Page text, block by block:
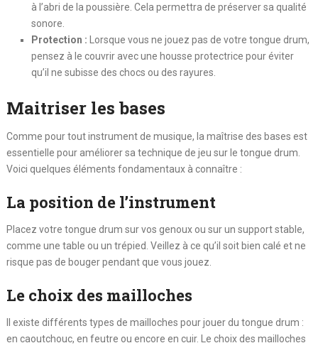
à l’abri de la poussière. Cela permettra de préserver sa qualité
sonore.
Protection : Lorsque vous ne jouez pas de votre tongue drum,
pensez à le couvrir avec une housse protectrice pour éviter
qu’il ne subisse des chocs ou des rayures.
Maitriser les bases
Comme pour tout instrument de musique, la maîtrise des bases est
essentielle pour améliorer sa technique de jeu sur le tongue drum.
Voici quelques éléments fondamentaux à connaître :
La position de l’instrument
Placez votre tongue drum sur vos genoux ou sur un support stable,
comme une table ou un trépied. Veillez à ce qu’il soit bien calé et ne
risque pas de bouger pendant que vous jouez.
Le choix des mailloches
Il existe différents types de mailloches pour jouer du tongue drum :
en caoutchouc, en feutre ou encore en cuir. Le choix des mailloches